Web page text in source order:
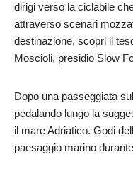
dirigi verso la ciclabile
attraverso scenari
destinazione, scopri il
Moscioli, presidio Slow
Dopo una passeggiata
pedalando lungo la
il mare Adriatico. Godi
paesaggio marino